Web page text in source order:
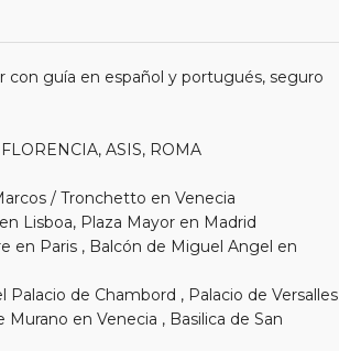
con guía en español y portugués, seguro
ASIS, ROMA
/ Tronchetto en Venecia
Lisboa, Plaza Mayor en Madrid
en Paris , Balcón de Miguel Angel en
de Chambord , Palacio de Versalles
Murano en Venecia , Basilica de San